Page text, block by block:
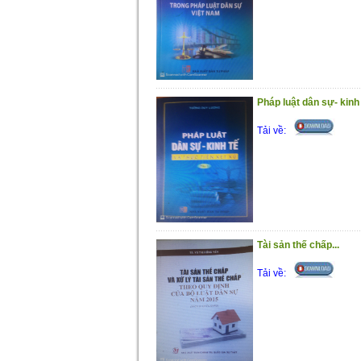
Pháp luật dân sự- kinh
Tải về:
Tài sản thế chấp...
Tải về: